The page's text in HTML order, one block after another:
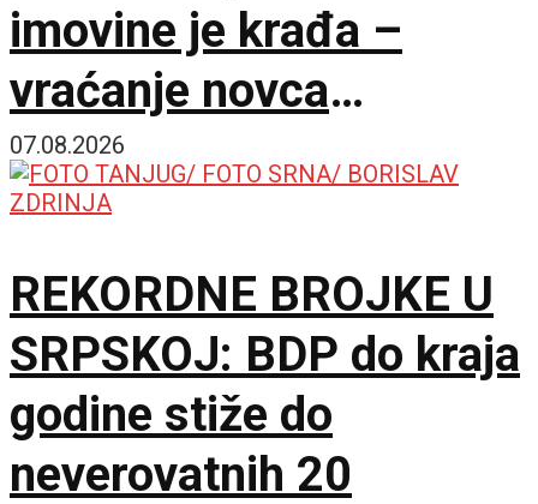
imovine je krađa –
vraćanje novca
omogućilo bi mir u
Ukrajini
07.08.2026
REKORDNE BROJKE U
SRPSKOJ: BDP do kraja
godine stiže do
neverovatnih 20